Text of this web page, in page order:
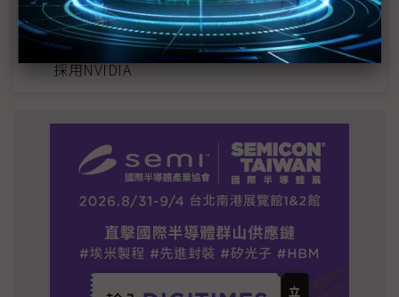
線「最終戰場」
SpaceX晶片採購大轉向 Elon Musk捨超微全面
採用NVIDIA